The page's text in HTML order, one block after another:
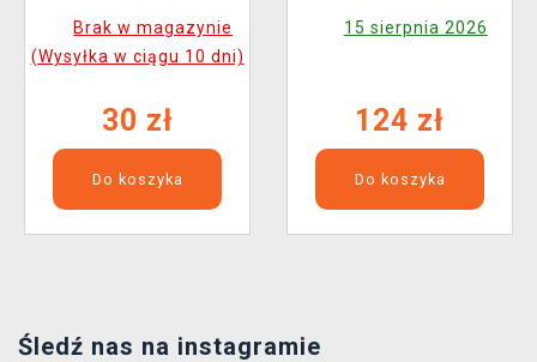
Brak w magazynie
(Wysyłka w ciągu 10 dni)
30 zł
Do koszyka
15 sierpnia 2026
124 zł
Do koszyka
Śledź nas na instagramie